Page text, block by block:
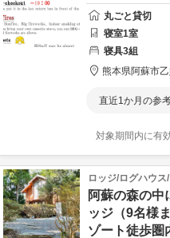
丸ごと貸切
寝室1室
寝具3組
熊本県阿蘇市
直近1か月の参
対象期間内に有
ロッジ/ログハウス
阿蘇の森の中
ッジ（9名様
ゾート徒歩圏